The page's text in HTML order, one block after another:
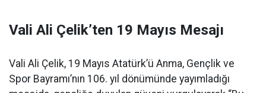
Vali Ali Çelik’ten 19 Mayıs Mesajı
Vali Ali Çelik, 19 Mayıs Atatürk’ü Anma, Gençlik ve
Spor Bayramı’nın 106. yıl dönümünde yayımladığı